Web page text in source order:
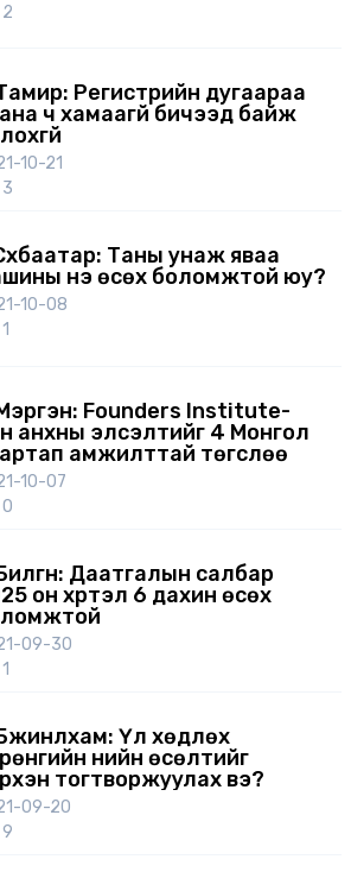
2
Регистрийн дугаараа
ч хамаагүй бичээд байж
10-21
3
Таны унаж яваа
үнэ өсөх боломжтой юу?
10-08
1
Founders Institute-
анхны элсэлтийг 4 Монгол
амжилттай төгслөө
10-07
0
Даатгалын салбар
он хүртэл 6 дахин өсөх
09-30
1
Үл хөдлөх
үнийн өсөлтийг
тогтворжуулах вэ?
09-20
9